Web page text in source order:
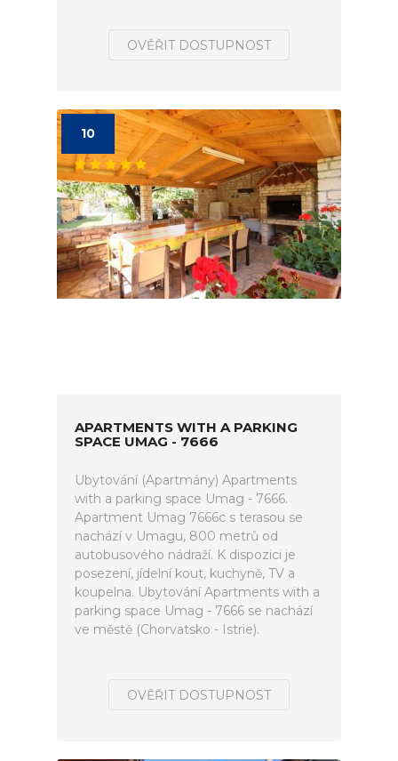
OVĚŘIT DOSTUPNOST
10
APARTMENTS WITH A PARKING
SPACE UMAG - 7666
Ubytování (Apartmány) Apartments
with a parking space Umag - 7666.
Apartment Umag 7666c s terasou se
nachází v Umagu, 800 metrů od
autobusového nádraží. K dispozici je
posezení, jídelní kout, kuchyně, TV a
koupelna. Ubytování Apartments with a
parking space Umag - 7666 se nachází
ve městě (Chorvatsko - Istrie).
OVĚŘIT DOSTUPNOST